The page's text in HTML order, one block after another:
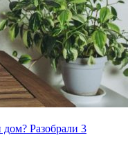
Разобрали 3